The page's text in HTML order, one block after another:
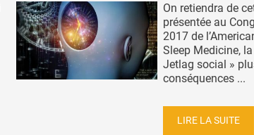
On retiendra de
présentée au
2017 de
Sleep Medicine,
Jetlag social »
conséquences ...
LIRE LA SUITE